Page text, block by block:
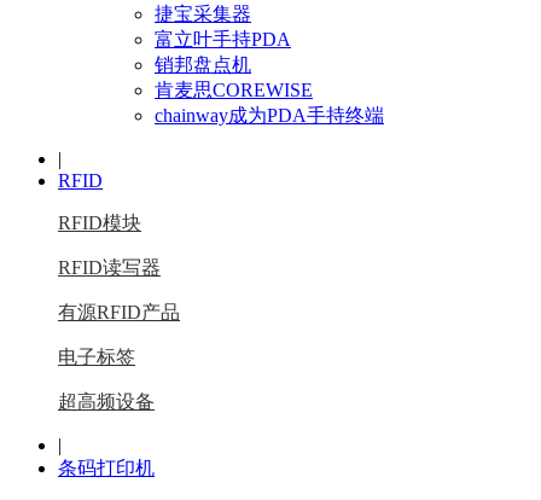
捷宝采集器
富立叶手持PDA
销邦盘点机
肯麦思COREWISE
chainway成为PDA手持终端
|
RFID
RFID模块
RFID读写器
有源RFID产品
电子标签
超高频设备
|
条码打印机